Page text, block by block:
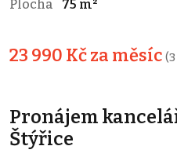
Plocha
75 m²
23 990 Kč za měsíc
Pronájem
Štýřice